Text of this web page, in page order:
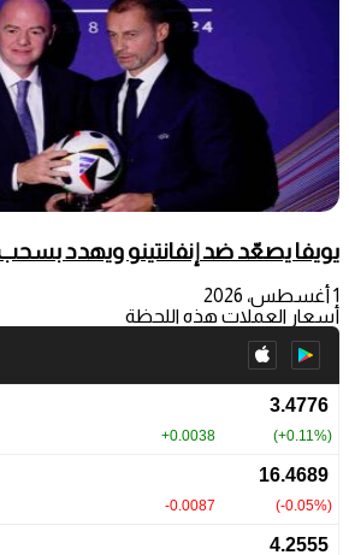
يويفا يصعّد ضد إنفانتينو ويهدد
1 أغسطس، 2026
أسعار العملات هذه اللحظة